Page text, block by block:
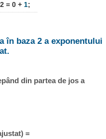
= 0 + 1;
în baza 2 a exponentului
din partea de jos a
=